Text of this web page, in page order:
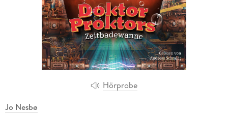
Hörprobe
Jo Nesbø